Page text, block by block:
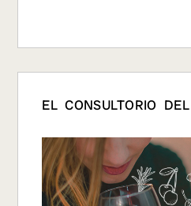
EL CONSULTORIO